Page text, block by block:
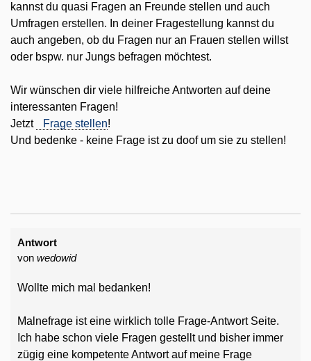
kannst du quasi Fragen an Freunde stellen und auch
Umfragen erstellen. In deiner Fragestellung kannst du
auch angeben, ob du Fragen nur an Frauen stellen willst
oder bspw. nur Jungs befragen möchtest.
Wir wünschen dir viele hilfreiche Antworten auf deine
interessanten Fragen!
Jetzt
Frage stellen!
Und bedenke - keine Frage ist zu doof um sie zu stellen!
Antwort
von wedowid
Wollte mich mal bedanken!
Malnefrage ist eine wirklich tolle Frage-Antwort Seite.
Ich habe schon viele Fragen gestellt und bisher immer
zügig eine kompetente Antwort auf meine Frage